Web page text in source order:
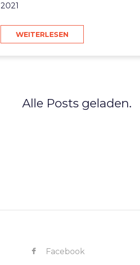
2021
WEITERLESEN
Alle Posts geladen.
Facebook